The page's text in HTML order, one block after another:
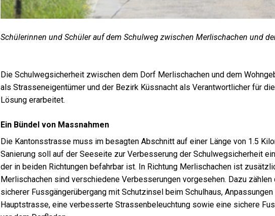
Schülerinnen und Schüler auf dem Schulweg zwischen Merlischachen und
Die Schulwegsicherheit zwischen dem Dorf Merlischachen und dem
als Strasseneigentümer und der Bezirk Küssnacht als Verantwortlicher für
Lösung erarbeitet.
Ein Bündel von Massnahmen
Die Kantonsstrasse muss im besagten Abschnitt auf einer Länge von 1.5
Sanierung soll auf der Seeseite zur Verbesserung der Schulwegsicherheit
der in beiden Richtungen befahrbar ist. In Richtung Merlischachen ist
Merlischachen sind verschiedene Verbesserungen vorgesehen. Dazu
sicherer Fussgängerübergang mit Schutzinsel beim Schulhaus,
Hauptstrasse, eine verbesserte Strassenbeleuchtung sowie eine sichere